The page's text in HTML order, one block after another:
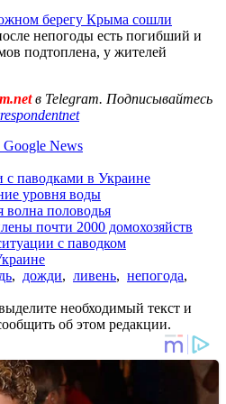
берегу Крыма сошли
непогоды есть погибший и
подтоплена, у жителей
в Telegram. Подписывайтесь
Google News
паводками в Украине
уровня воды
волна половодья
почти 2000 домохозяйств
с паводком
, дожди, ливень, непогода,
необходимый текст и
об этом редакции.